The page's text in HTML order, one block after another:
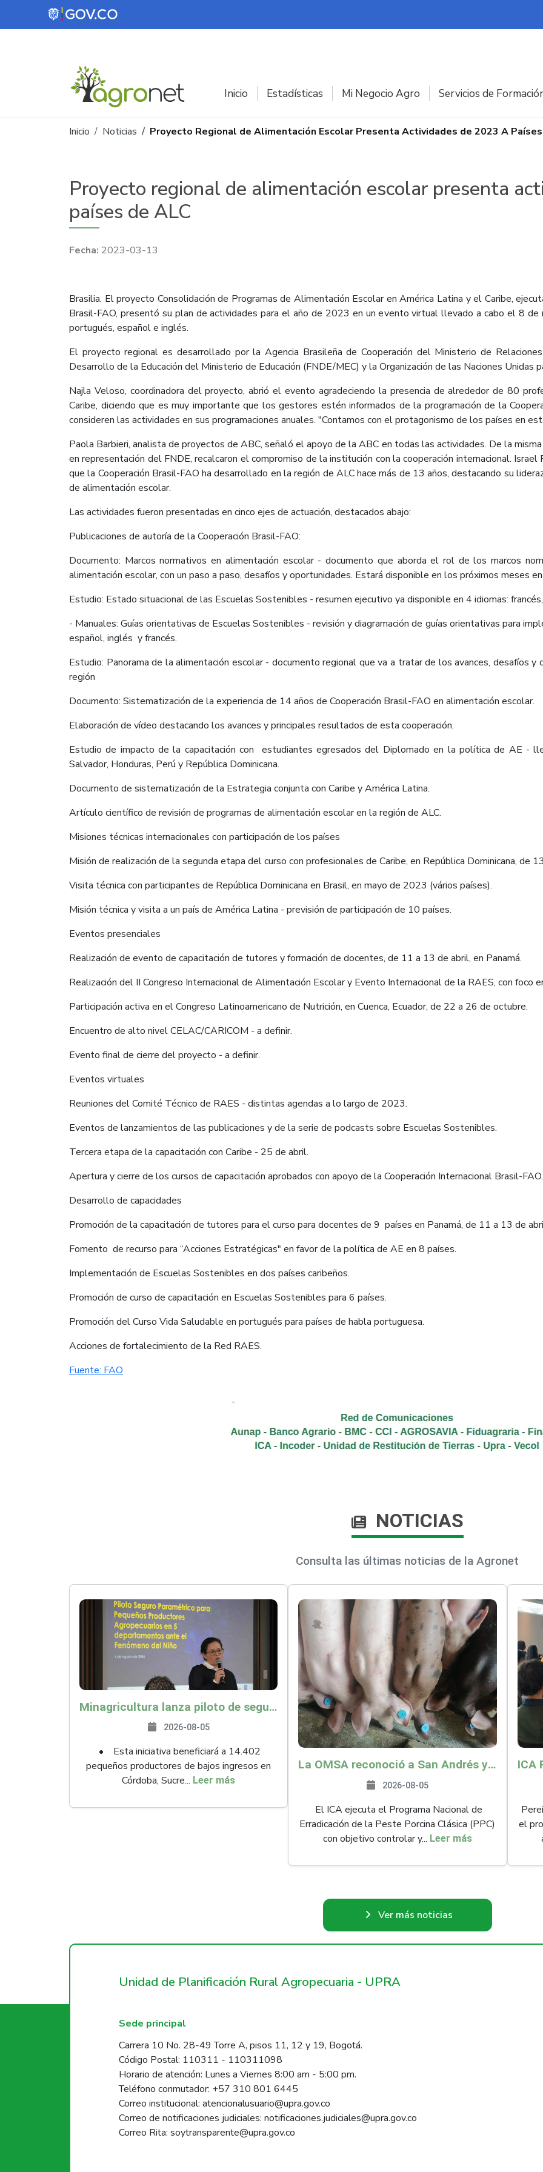
Pasar al contenido principal
Inicio Estadísticas Mi Negocio Agro Servicios de
Ruta de navegación
Inicio Noticias Proyecto Regional de Alimentación Escolar Presenta Actividades de 2023 A
Proyecto regional de alimentación escolar presenta
países de ALC
2023-03-13
Brasilia. El proyecto Consolidación de Programas de Alimentación Escolar en América Latina y el Caribe,
Brasil-FAO, presentó su plan de actividades para el año de 2023 en un evento virtual llevado a cabo el 8
portugués, español e inglés.
El proyecto regional es desarrollado por la Agencia Brasileña de Cooperación del Ministerio de
Desarrollo de la Educación del Ministerio de Educación (FNDE/MEC) y la Organización de las Naciones Unidas
Najla Veloso, coordinadora del proyecto, abrió el evento agradeciendo la presencia de alrededor de 80
Caribe, diciendo que es muy importante que los gestores estén informados de la programación de la
consideren las actividades en sus programaciones anuales. "Contamos con el protagonismo de los países en
Paola Barbieri, analista de proyectos de ABC, señaló el apoyo de la ABC en todas las actividades. De la
en representación del FNDE, recalcaron el compromiso de la institución con la cooperación internacional.
que la Cooperación Brasil-FAO ha desarrollado en la región de ALC hace más de 13 años, destacando su
de alimentación escolar.
Las actividades fueron presentadas en cinco ejes de actuación, destacados abajo:
Publicaciones de autoría de la Cooperación Brasil-FAO:
Documento: Marcos normativos en alimentación escolar - documento que aborda el rol de los marcos
alimentación escolar, con un paso a paso, desafíos y oportunidades. Estará disponible en los próximos meses
Estudio: Estado situacional de las Escuelas Sostenibles - resumen ejecutivo ya disponible en 4 idiomas:
- Manuales: Guías orientativas de Escuelas Sostenibles - revisión y diagramación de guías orientativas para
español, inglés y francés.
Estudio: Panorama de la alimentación escolar - documento regional que va a tratar de los avances, desafíos
región
Documento: Sistematización de la experiencia de 14 años de Cooperación Brasil-FAO en alimentación escolar.
Elaboración de vídeo destacando los avances y principales resultados de esta cooperación.
Estudio de impacto de la capacitación con estudiantes egresados del Diplomado en la política de AE -
Salvador, Honduras, Perú y República Dominicana.
Documento de sistematización de la Estrategia conjunta con Caribe y América Latina.
Artículo científico de revisión de programas de alimentación escolar en la región de ALC.
Misiones técnicas internacionales con participación de los países
Misión de realización de la segunda etapa del curso con profesionales de Caribe, en República Dominicana, de
Visita técnica con participantes de República Dominicana en Brasil, en mayo de 2023 (vários países).
Misión técnica y visita a un país de América Latina - previsión de participación de 10 países.
Eventos presenciales
Realización de evento de capacitación de tutores y formación de docentes, de 11 a 13 de abril, en Panamá.
Realización del II Congreso Internacional de Alimentación Escolar y Evento Internacional de la RAES, con foco
Participación activa en el Congreso Latinoamericano de Nutrición, en Cuenca, Ecuador, de 22 a 26 de octubre.
Encuentro de alto nivel CELAC/CARICOM - a definir.
Evento final de cierre del proyecto - a definir.
Eventos virtuales
Reuniones del Comité Técnico de RAES - distintas agendas a lo largo de 2023.
Eventos de lanzamientos de las publicaciones y de la serie de podcasts sobre Escuelas Sostenibles.
Tercera etapa de la capacitación con Caribe - 25 de abril.
Apertura y cierre de los cursos de capacitación aprobados con apoyo de la Cooperación Internacional Brasil-FAO.
Desarrollo de capacidades
Promoción de la capacitación de tutores para el curso para docentes de 9 países en Panamá, de 11 a 13 de
Fomento de recurso para “Acciones Estratégicas" en favor de la política de AE en 8 países.
Implementación de Escuelas Sostenibles en dos países caribeños.
Promoción de curso de capacitación en Escuelas Sostenibles para 6 países.
Promoción del Curso Vida Saludable en portugués para países de habla portuguesa.
Acciones de fortalecimiento de la Red RAES.​
Fuente: FAO​
NOTICIAS
Consulta las últimas noticias de la Agronet
Minagricultura lanza piloto de seguro agropecuario por $9.625 millones para proteger a más de 14.000 pequeños productores contra riesgos del Fenómeno de El Niño
2026-08-05
• Esta iniciativa beneficiará a 14.402
pequeños productores de bajos ingresos en
Córdoba, Sucre... Leer más
La OMSA reconoció a San Andrés y Providencia como zona libre de Peste Porcina Clásica (PPC)
2026-08-05
El ICA ejecuta el Programa Nacional de
Erradicación de la Peste Porcina Clásica (PPC)
con objetivo controlar y... Leer más
el
Ver más noticias
Unidad de Planificación Rural Agropecuaria - UPRA
Sede principal
Carrera 10 No. 28-49 Torre A, pisos 11, 12 y 19, Bogotá.
Código Postal: 110311 - 110311098
Horario de atención: Lunes a Viernes 8:00 am - 5:00 pm.
Teléfono conmutador: +57 310 801 6445
Correo institucional: atencionalusuario@upra.gov.co
Correo de notificaciones judiciales: notificaciones.judiciales@upra.gov.co
Correo Rita: soytransparente@upra.gov.co